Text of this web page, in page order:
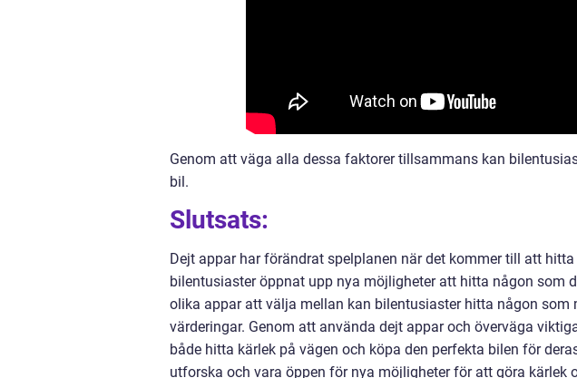
Genom att väga alla dessa faktorer tillsammans kan
bil.
Slutsats:
Dejt appar har förändrat spelplanen när det kommer till att
bilentusiaster öppnat upp nya möjligheter att hitta någon som
olika appar att välja mellan kan bilentusiaster hitta någon som
värderingar. Genom att använda dejt appar och överväga
både hitta kärlek på vägen och köpa den perfekta bilen för
utforska och vara öppen för nya möjligheter för att göra kärlek